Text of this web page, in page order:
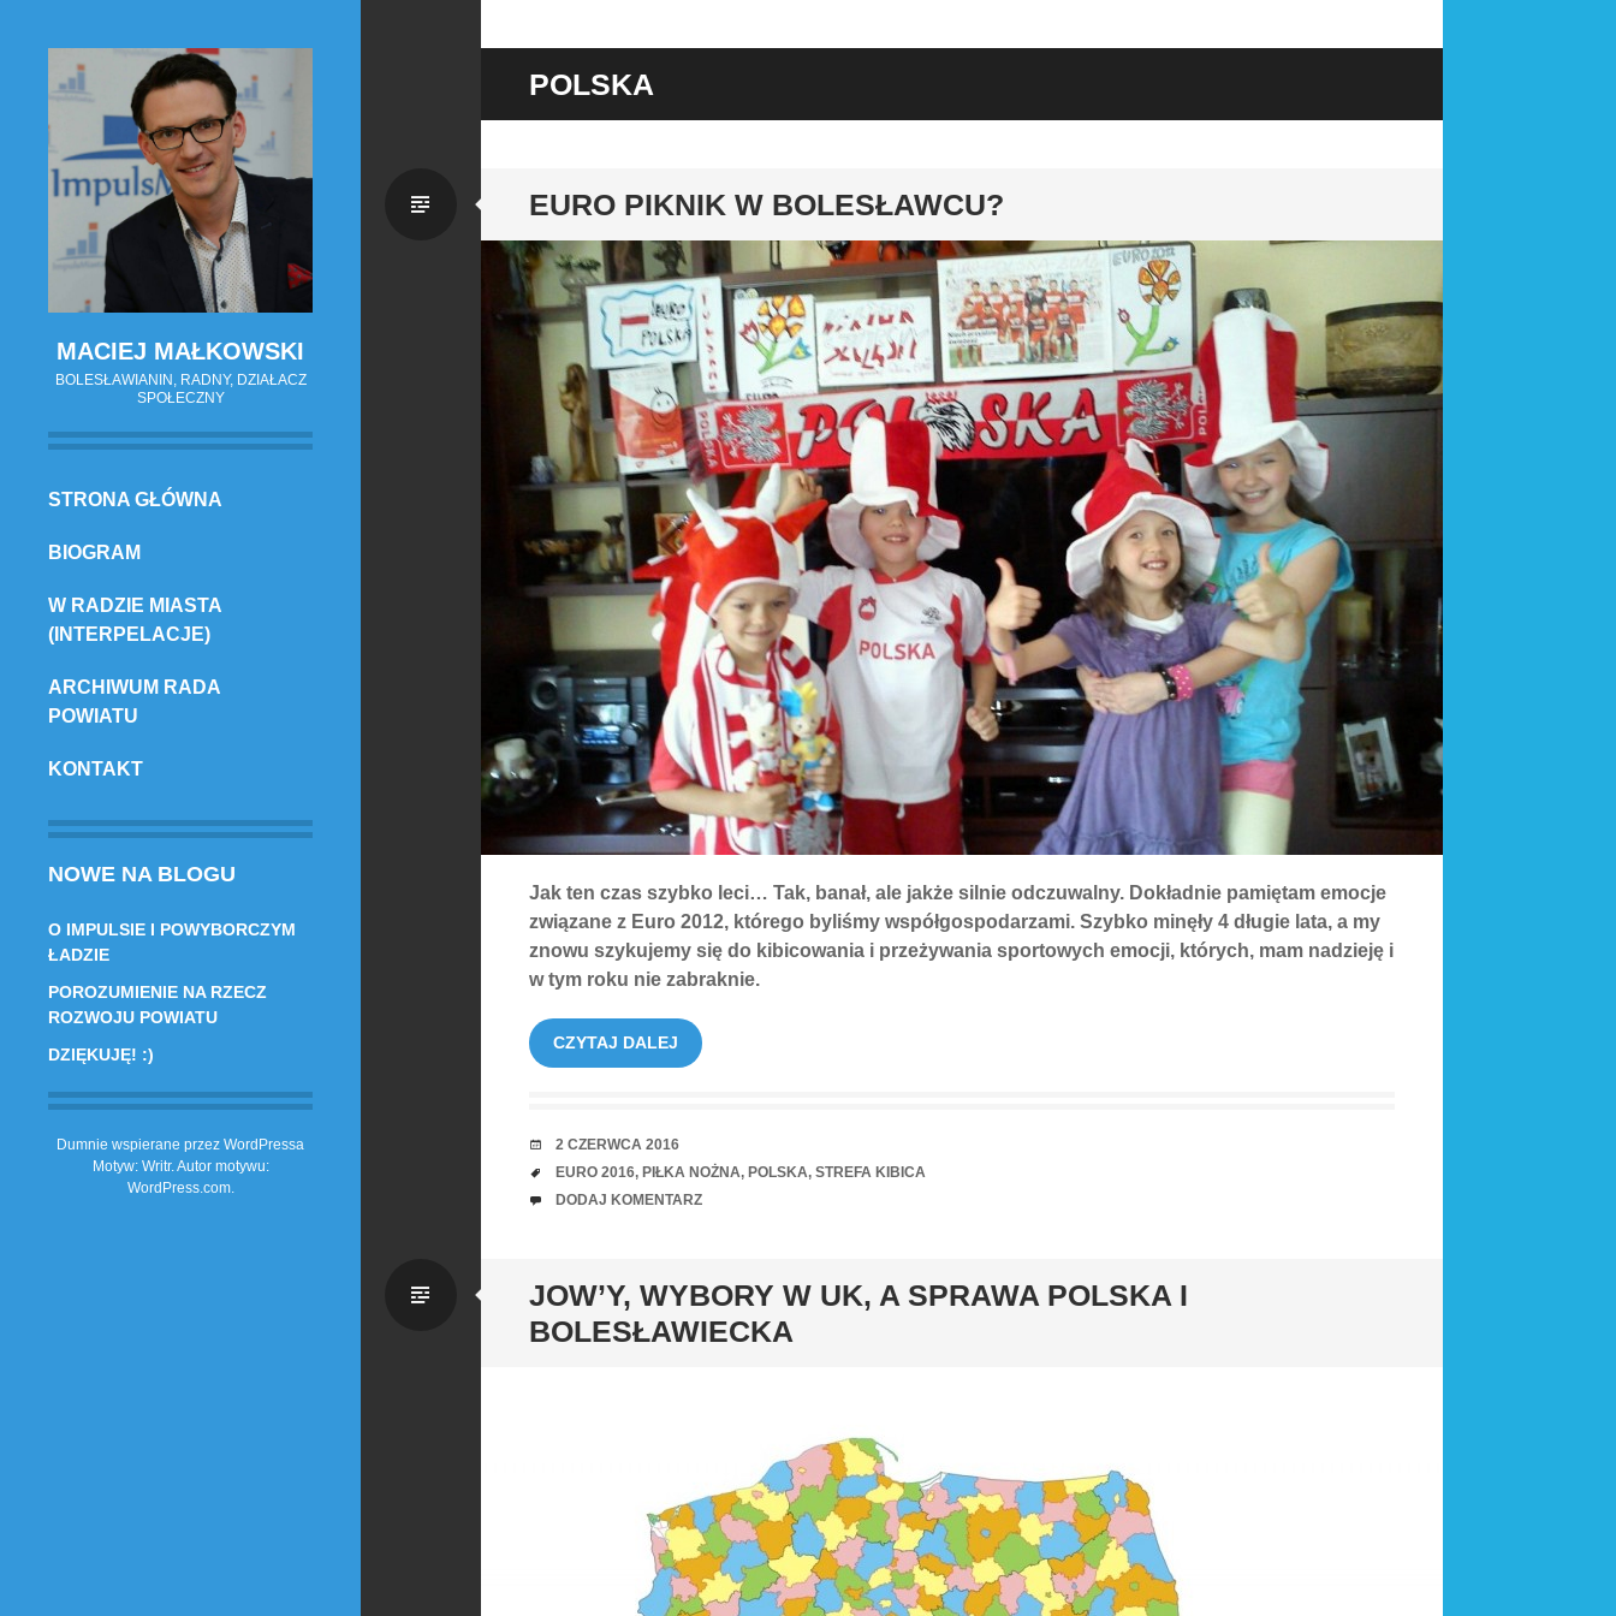
MACIEJ MAŁKOWSKI
BOLESŁAWIANIN, RADNY, DZIAŁACZ
SPOŁECZNY
PRZESKOCZ
TREŚCI
STRONA GŁÓWNA
BIOGRAM
W RADZIE MIASTA
(INTERPELACJE)
ARCHIWUM RADA
POWIATU
KONTAKT
NOWE NA BLOGU
O IMPULSIE I POWYBORCZYM
ŁADZIE
POROZUMIENIE NA RZECZ
ROZWOJU POWIATU
DZIĘKUJĘ! :)
Dumnie wspierane przez WordPressa
Motyw: Writr. Autor motywu:
WordPress.com.
POLSKA
EURO PIKNIK W BOLESŁAWCU?
Zwykły
Jak ten czas szybko leci… Tak, banał, ale jakże silnie odczuwalny. Dokładnie pamiętam emocje
związane z Euro 2012, którego byliśmy współgospodarzami. Szybko minęły 4 długie lata, a my
znowu szykujemy się do kibicowania i przeżywania sportowych emocji, których, mam nadzieję i
w tym roku nie zabraknie.
CZYTAJ DALEJ
RANDKA
2 CZERWCA 2016
TAGI
EURO 2016, PIŁKA NOŻNA, POLSKA, STREFA KIBICA
UWAGI
DODAJ KOMENTARZ
JOW’Y, WYBORY W UK, A SPRAWA POLSKA I
BOLESŁAWIECKA
Zwykły